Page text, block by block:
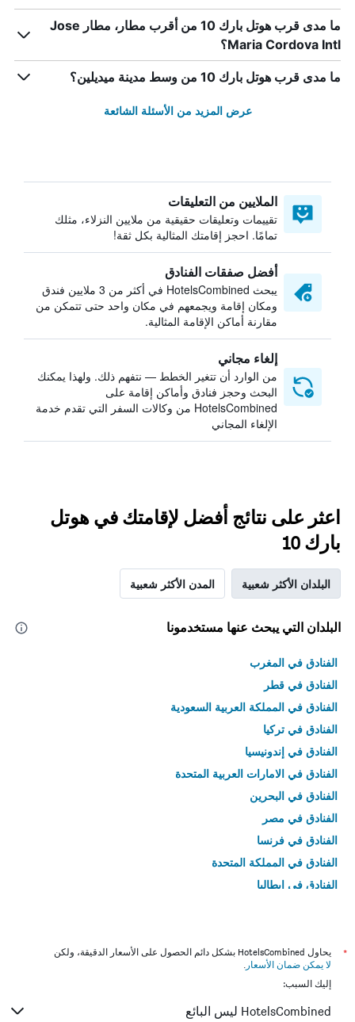
ما مدى قرب هوتل بارك 10 من أقرب مطار، مطار Jose
Maria Cordova Intl؟
ما مدى قرب هوتل بارك 10 من وسط مدينة ميديلين؟
عرض المزيد من الأسئلة الشائعة
الملايين من التعليقات
تقييمات وتعليقات حقيقية من ملايين النزلاء، مثلك
تمامًا. احجز إقامتك المثالية بكل ثقة!
أفضل صفقات الفنادق
يبحث HotelsCombined في أكثر من 3 ملايين فندق
ومكان إقامة ويجمعهم في مكان واحد حتى تتمكن من
مقارنة أماكن الإقامة المثالية.
إلغاء مجاني
من الوارد أن تتغير الخطط — نتفهم ذلك. ولهذا يمكنك
البحث وحجز فنادق وأماكن إقامة على
HotelsCombined من وكالات السفر التي تقدم خدمة
الإلغاء المجاني
اعثر على نتائج أفضل لإقامتك في هوتل
بارك 10
البلدان الأكثر شعبية المدن الأكثر شعبية
البلدان التي يبحث عنها مستخدمونا
الفنادق في المغرب
الفنادق في قطر
الفنادق في المملكة العربية السعودية
الفنادق في تركيا
الفنادق في إندونيسيا
الفنادق في الامارات العربية المتحدة
الفنادق في البحرين
الفنادق في مصر
الفنادق في فرنسا
الفنادق في المملكة المتحدة
الفنادق في إيطاليا
*
يحاول HotelsCombined بشكل دائم الحصول على الأسعار الدقيقة، ولكن
لا يمكن ضمان الأسعار .
إليك السبب:
HotelsCombined ليس البائع